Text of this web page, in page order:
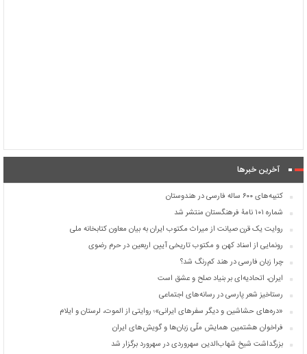
آخرین خبرها
کتیبه‌های ۶۰۰ ساله فارسی در هندوستان
شماره ۱۰۱ نامۀ فرهنگستان منتشر شد
روایت یک قرن صیانت از میراث مکتوب ایران به بیان معاون کتابخانه ملی
رونمایی از اسناد کهن و مکتوب تاریخی آیین اربعین در حرم رضوی
چرا زبان فارسی در هند کم‌رنگ شد؟
ایران، اتحادیه‌ای بر بنیاد صلح و عشق است
رستاخیز شعر پارسی در رسانه‌های اجتماعی
«دره‌های حشاشین و دیگر سفرهای ایرانی»؛ روایتی از الموت، لرستان و ایلام
فراخوان هشتمین همایش ملّی زبان‌ها و گویش‌های ایران
بزرگداشت شیخ شهاب‌الدین سهروردی در سهرورد برگزار شد